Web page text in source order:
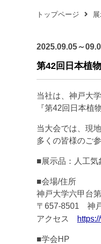
トップページ
2025.09.05～
第42回日本植
当社は、神戸大
『第42回日本植
当大会では、現
多くの皆様のご
■展示品：人工
■会場/住所
神戸大学六甲台
〒657-8501 神
アクセス
■学会HP